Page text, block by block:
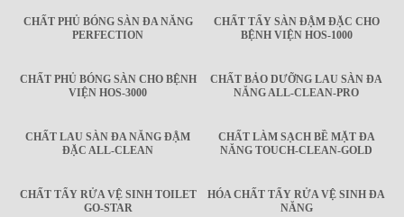
CHẤT PHỦ BÓNG SÀN ĐA NĂNG
PERFECTION
CHẤT TẨY SÀN ĐẬM ĐẶC CHO
BỆNH VIỆN HOS-1000
CHẤT PHỦ BÓNG SÀN CHO BỆNH
VIỆN HOS-3000
CHẤT BẢO DƯỠNG LAU SÀN ĐA
NĂNG ALL-CLEAN-PRO
CHẤT LAU SÀN ĐA NĂNG ĐẬM
ĐẶC ALL-CLEAN
CHẤT LÀM SẠCH BỀ MẶT ĐA
NĂNG TOUCH-CLEAN-GOLD
CHẤT TẨY RỬA VỆ SINH TOILET
GO-STAR
HÓA CHẤT TẨY RỬA VỆ SINH ĐA
NĂNG